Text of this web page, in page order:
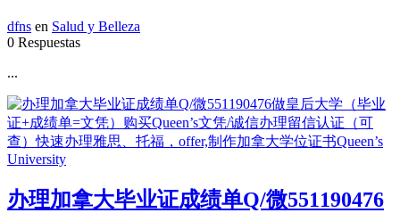
dfns en Salud y Belleza
0 Respuestas
...
办理加拿大毕业证成绩单Q/微551190476